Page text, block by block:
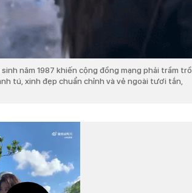
năm 1987 khiến cộng đồng mạng phải trầm trồ
tú, xinh đẹp chuẩn chỉnh và vẻ ngoài tươi tắn,